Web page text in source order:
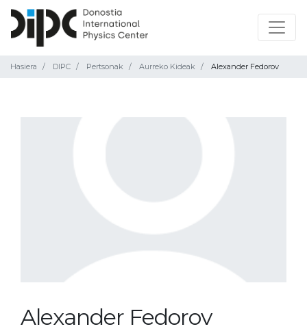
Hasiera DIPC Pertsonak Aurreko Kideak Alexander Fedorov
Alexander Fedorov